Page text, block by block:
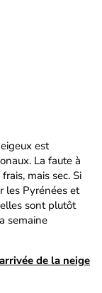
est
La faute à
mais sec. Si
les Pyrénées et
sont plutôt
semaine
de la neige